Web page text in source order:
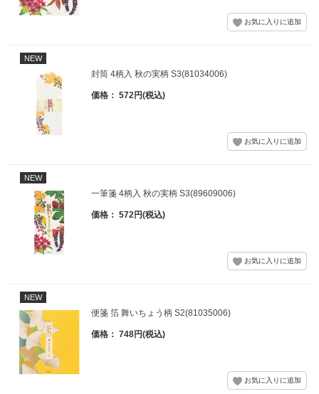
NEW
封筒 4柄入 秋の実柄 S3(81034006)
価格： 572円(税込)
NEW
一筆箋 4柄入 秋の実柄 S3(89609006)
価格： 572円(税込)
NEW
便箋 箔 舞いちょう柄 S2(81035006)
価格： 748円(税込)